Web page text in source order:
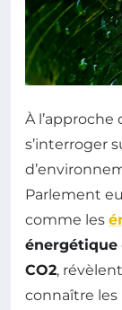
À
s’interroger
Parlement
comme les
énergétique
CO2,
connaître les